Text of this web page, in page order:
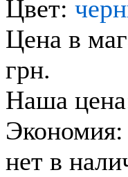
Цвет:
Цена в
грн.
Наша
Экономия:
нет в